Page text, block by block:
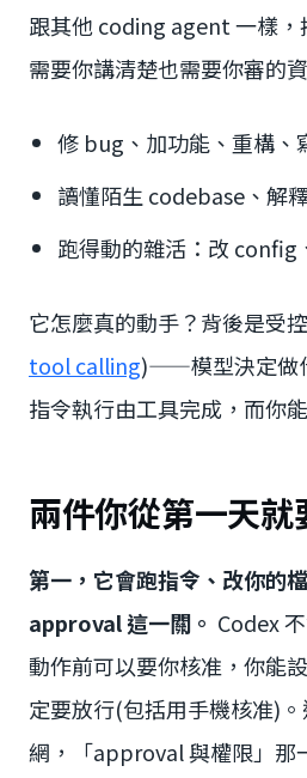
跟其他 coding agent 一樣，
需要你講清楚也需要你審的
修 bug、加功能、重構
讀懂陌生 codebase、解
跑得動的雜活：改 config
它怎麼真的動手？背後是受
tool calling)——模型決定做
指令執行由工具完成，而你
兩件你從第一天就
第一，它會跑指令、改你
approval 這一關。 Codex
動作前可以要你核准，你能
定要放行(包括用手機核准)
網，「approval 與權限」那